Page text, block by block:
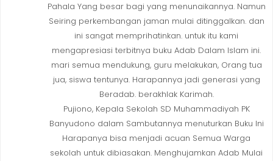
Pahala Yang besar bagi yang menunaikannya. Namun
Seiring perkembangan jaman mulai ditinggalkan. dan
ini sangat memprihatinkan. untuk itu kami
mengapresiasi terbitnya buku Adab Dalam Islam ini.
mari semua mendukung, guru melakukan, Orang tua
jua, siswa tentunya. Harapannya jadi generasi yang
Beradab. berakhlak Karimah.
Pujiono, Kepala Sekolah SD Muhammadiyah PK
Banyudono dalam Sambutannya menuturkan Buku Ini
Harapanya bisa menjadi acuan Semua Warga
sekolah untuk dibiasakan. Menghujamkan Adab Mulai